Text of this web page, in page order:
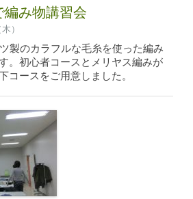
編み物講習会
）
製のカラフルな毛糸を使った編み
。初心者コースとメリヤス編みが
コースをご用意しました。